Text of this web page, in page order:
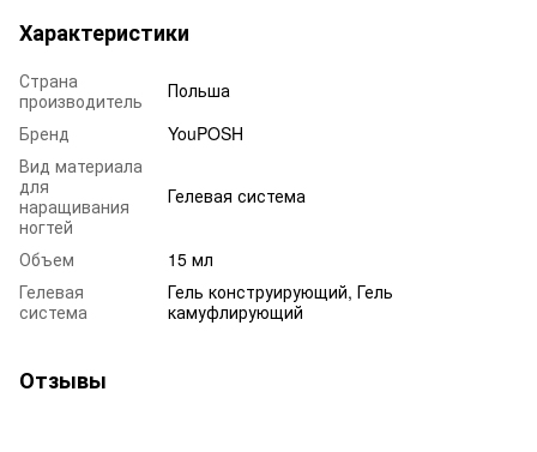
Характеристики
Страна
производитель
Польша
Бренд
YouPOSH
Вид материала
для
наращивания
ногтей
Гелевая система
Объем
15 мл
Гелевая
система
Гель конструирующий, Гель
камуфлирующий
Отзывы